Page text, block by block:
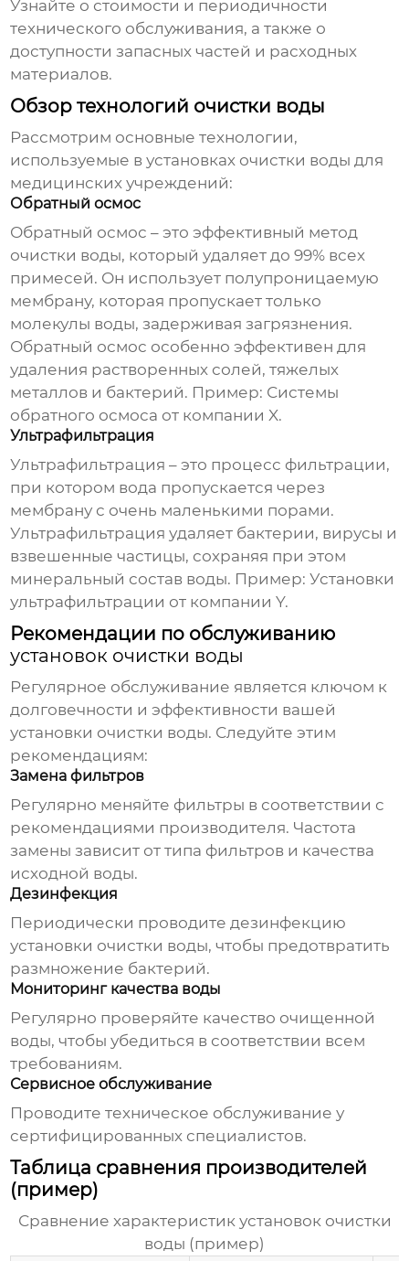
Узнайте о стоимости и периодичности
технического обслуживания, а также о
доступности запасных частей и расходных
материалов.
Обзор технологий очистки воды
Рассмотрим основные технологии,
используемые вустановках очистки воды для
медицинских учреждений:
Обратный осмос
Обратный осмос – это эффективный метод
очистки воды, который удаляет до 99% всех
примесей. Он использует полупроницаемую
мембрану, которая пропускает только
молекулы воды, задерживая загрязнения.
Обратный осмос особенно эффективен для
удаления растворенных солей, тяжелых
металлов и бактерий. Пример: Системы
обратного осмоса от компании X.
Ультрафильтрация
Ультрафильтрация – это процесс фильтрации,
при котором вода пропускается через
мембрану с очень маленькими порами.
Ультрафильтрация удаляет бактерии, вирусы и
взвешенные частицы, сохраняя при этом
минеральный состав воды. Пример:Установки
ультрафильтрации от компании Y.
Рекомендации по обслуживанию
установок очистки воды
Регулярное обслуживание является ключом к
долговечности и эффективности вашей
установки очистки воды. Следуйте этим
рекомендациям:
Замена фильтров
Регулярно меняйте фильтры в соответствии с
рекомендациями производителя. Частота
замены зависит от типа фильтров и качества
исходной воды.
Дезинфекция
Периодически проводите дезинфекцию
установки очистки воды, чтобы предотвратить
размножение бактерий.
Мониторинг качества воды
Регулярно проверяйте качество очищенной
воды, чтобы убедиться в соответствии всем
требованиям.
Сервисное обслуживание
Проводите техническое обслуживание у
сертифицированных специалистов.
Таблица сравнения производителей
(пример)
Сравнение характеристик установок очистки
воды (пример)